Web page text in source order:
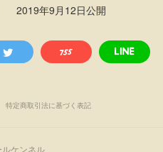
2019年9月12日公開
特定商取引法に基づく表記
ケンネル